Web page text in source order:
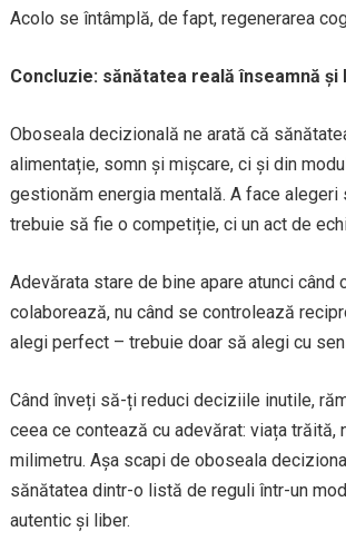
Acolo se întâmplă, de fapt, regenerarea
Concluzie: sănătatea reală înseamnă
Oboseala decizională ne arată că
alimentație, somn și mișcare, ci și din
gestionăm energia mentală. A face alegeri
trebuie să fie o competiție, ci un act de
Adevărata stare de bine apare atunci când
colaborează, nu când se controlează
alegi perfect – trebuie doar să alegi cu
Când înveți să-ți reduci deciziile inutile,
ceea ce contează cu adevărat: viața trăită,
milimetru. Așa scapi de oboseala
sănătatea dintr-o listă de reguli într-un
autentic și liber.